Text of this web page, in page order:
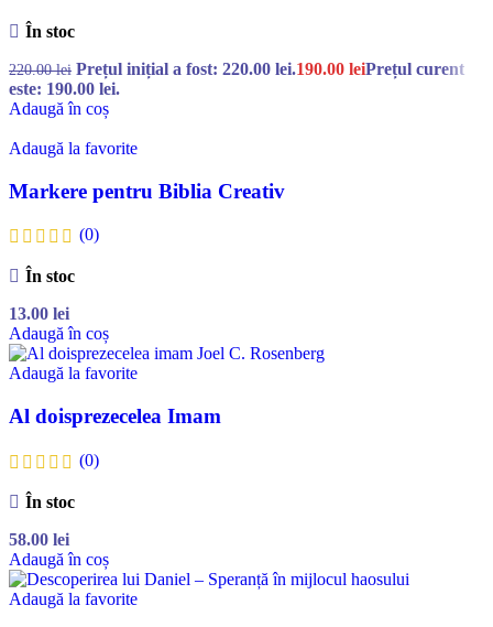
În stoc
220.00lei Prețul inițial a fost: 220.00 lei.190.00 leiPrețul curent
este: 190.00 lei.
Adaugă în coș
Adaugă la favorite
Markere pentru Biblia Creativ
(0)
În stoc
13.00 lei
Adaugă în coș
Adaugă la favorite
Al doisprezecelea Imam
(0)
În stoc
58.00 lei
Adaugă în coș
Adaugă la favorite